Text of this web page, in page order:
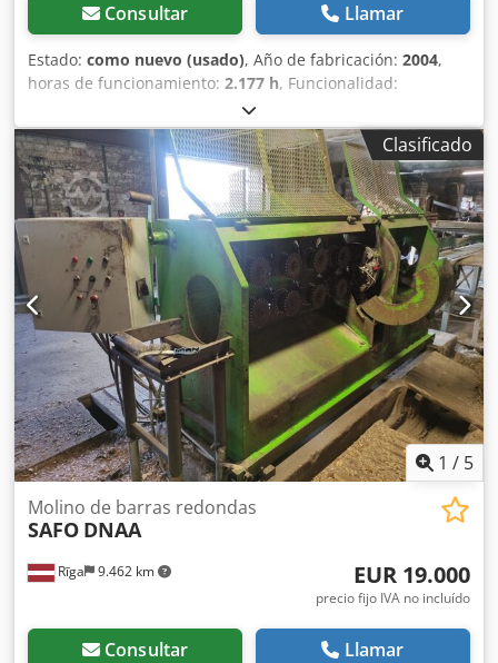
Consultar Llamar
Estado: como nuevo (usado), Año de fabricación: 2004,
horas de funcionamiento: 2.177 h, Funcionalidad:
, máquina para la producción de
troncos cilíndricos con un diámetro de hasta 400 mm y
una longitud de hasta 10 m. Chsdpfx Aiezcgtbo ToaClasificado
1 / 5
Rīga 9.462 km
Molino de barras redondas
SAFO DNAA
EUR 19.000
precio fijo IVA no incluído
Consultar Llamar